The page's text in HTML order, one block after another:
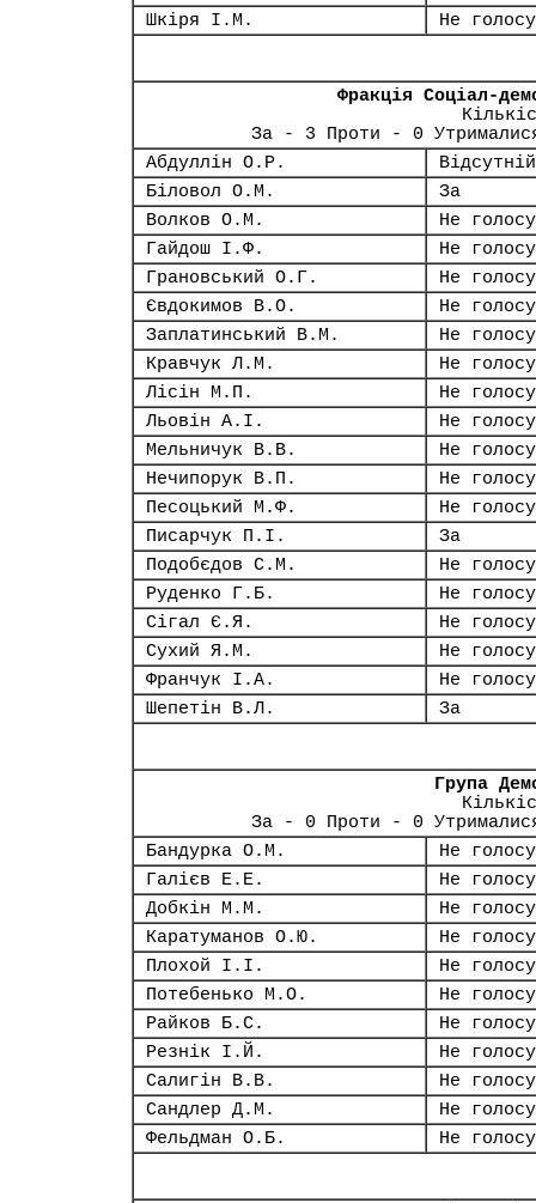
Шкіря І.М.
Не
Фракція Соціал-
За - 3 Проти - 0
Абдуллін О.Р.
Відсутній
Біловол О.М.
За
Волков О.М.
Не
Гайдош І.Ф.
Не
Грановський О.Г.
Не
Євдокимов В.О.
Не
Заплатинський В.М.
Не
Кравчук Л.М.
Не
Лісін М.П.
Не
Льовін А.І.
Не
Мельничук В.В.
Не
Нечипорук В.П.
Не
Песоцький М.Ф.
Не
Писарчук П.І.
За
Подобєдов С.М.
Не
Руденко Г.Б.
Не
Сігал Є.Я.
Не
Сухий Я.М.
Не
Франчук І.А.
Не
Шепетін В.Л.
За
Група
За - 0 Проти - 0
Бандурка О.М.
Не
Галієв Е.Е.
Не
Добкін М.М.
Не
Каратуманов О.Ю.
Не
Плохой І.І.
Не
Потебенько М.О.
Не
Райков Б.С.
Не
Резнік І.Й.
Не
Салигін В.В.
Не
Сандлер Д.М.
Не
Фельдман О.Б.
Не